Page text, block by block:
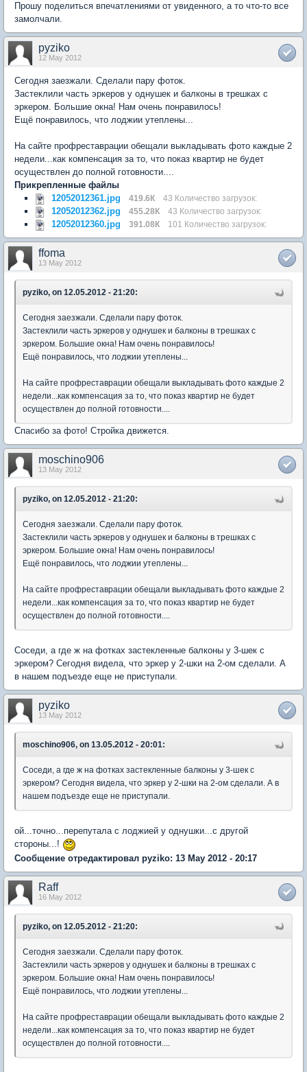
Прошу поделиться впечатлениями от увиденного, а то что-то все
замолчали.
pyziko
12 May 2012
Сегодня заезжали. Сделали пару фоток.
Застеклили часть эркеров у однушек и балконы в трешках с
эркером. Большие окна! Нам очень понравилось!
Ещё понравилось, что лоджии утеплены...
На сайте профреставрации обещали выкладывать фото каждые 2
недели...как компенсация за то, что показ квартир не будет
осуществлен до полной готовности....
Прикрепленные файлы
12052012361.jpg
419.6К 43 Количество загрузок:
12052012362.jpg 455.28К 43 Количество загрузок:
12052012360.jpg 391.08К 101 Количество загрузок:
ffoma
13 May 2012
pyziko, on 12.05.2012 - 21:20:
Сегодня заезжали. Сделали пару фоток.
Застеклили часть эркеров у однушек и балконы в трешках с
эркером. Большие окна! Нам очень понравилось!
Ещё понравилось, что лоджии утеплены...
На сайте профреставрации обещали выкладывать фото каждые 2
недели...как компенсация за то, что показ квартир не будет
осуществлен до полной готовности....
Спасибо за фото! Стройка движется.
moschino906
13 May 2012
pyziko, on 12.05.2012 - 21:20:
Сегодня заезжали. Сделали пару фоток.
Застеклили часть эркеров у однушек и балконы в трешках с
эркером. Большие окна! Нам очень понравилось!
Ещё понравилось, что лоджии утеплены...
На сайте профреставрации обещали выкладывать фото каждые 2
недели...как компенсация за то, что показ квартир не будет
осуществлен до полной готовности....
Соседи, а где ж на фотках застекленные балконы у 3-шек с
эркером? Сегодня видела, что эркер у 2-шки на 2-ом сделали. А
в нашем подъезде еще не приступали.
pyziko
13 May 2012
moschino906, on 13.05.2012 - 20:01:
Соседи, а где ж на фотках застекленные балконы у 3-шек с
эркером? Сегодня видела, что эркер у 2-шки на 2-ом сделали. А в
нашем подъезде еще не приступали.
ой...точно...перепутала с лоджией у однушки...с другой
стороны...!
Сообщение отредактировал pyziko: 13 May 2012 - 20:17
Raff
16 May 2012
pyziko, on 12.05.2012 - 21:20:
Сегодня заезжали. Сделали пару фоток.
Застеклили часть эркеров у однушек и балконы в трешках с
эркером. Большие окна! Нам очень понравилось!
Ещё понравилось, что лоджии утеплены...
На сайте профреставрации обещали выкладывать фото каждые 2
недели...как компенсация за то, что показ квартир не будет
осуществлен до полной готовности....